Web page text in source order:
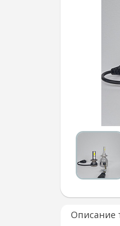
Описание